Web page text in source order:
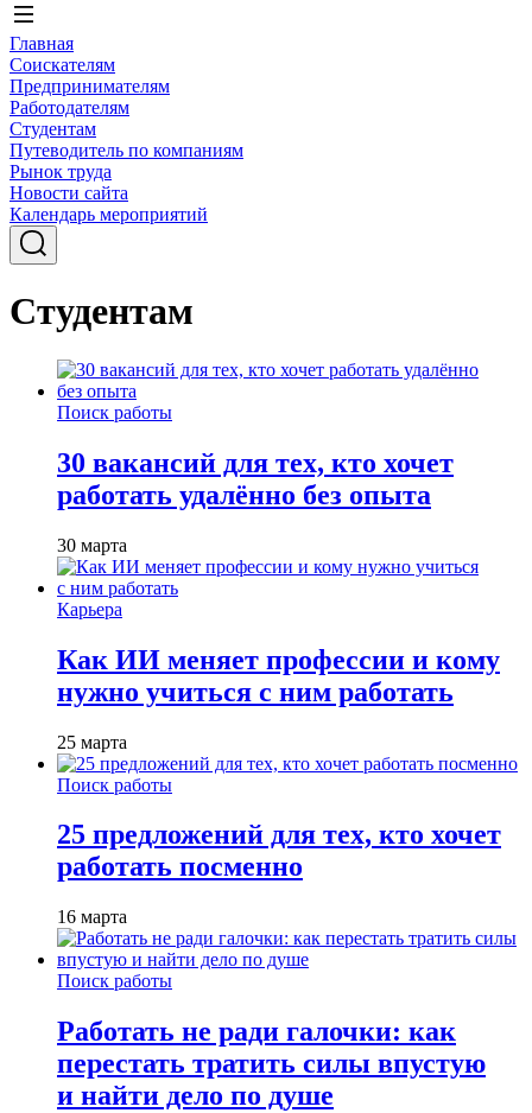
Главная
Соискателям
Предпринимателям
Работодателям
Студентам
Путеводитель по компаниям
Рынок труда
Новости сайта
Календарь мероприятий
Студентам
Поиск работы
30 вакансий для тех, кто хочет
работать удалённо без опыта
30 марта
Карьера
Как ИИ меняет профессии и кому
нужно учиться с ним работать
25 марта
Поиск работы
25 предложений для тех, кто хочет
работать посменно
16 марта
Поиск работы
Работать не ради галочки: как
перестать тратить силы впустую
и найти дело по душе